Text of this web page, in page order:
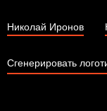
Николай Иронов
Сгенерировать